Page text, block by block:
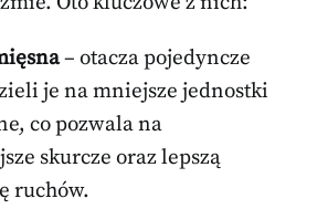
– otacza pojedyncze
je na mniejsze jednostki
co pozwala na
skurcze oraz lepszą
ruchów.